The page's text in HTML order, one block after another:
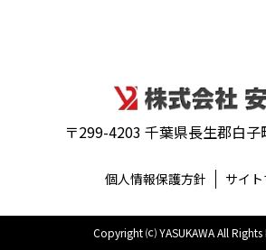
〒299-4203 千葉県長生郡白
個人情報保護方針 サイ
Copyright ⒞ YASUKAWA All Rights